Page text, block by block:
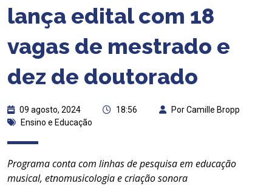
lança edital com 18
vagas de mestrado e
dez de doutorado
09 agosto, 2024 18:56
Por Camille Bropp
Ensino e Educação
Programa conta com linhas de pesquisa em educação
musical, etnomusicologia e criação sonora